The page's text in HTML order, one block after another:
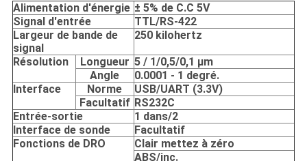
Alimentation d'énergie ± 5% de C.C 5V
Signal d'entrée
TTL/RS-422
Largeur de bande de
signal
250 kilohertz
Résolution Longueur 5 / 1/0,5/0,1 μm
Angle
0.0001 - 1 degré.
Interface
Norme
USB/UART (3.3V)
Facultatif RS232C
Entrée-sortie
1 dans/2
Interface de sonde
Facultatif
Fonctions de DRO
Clair mettez à zéro
ABS/inc.